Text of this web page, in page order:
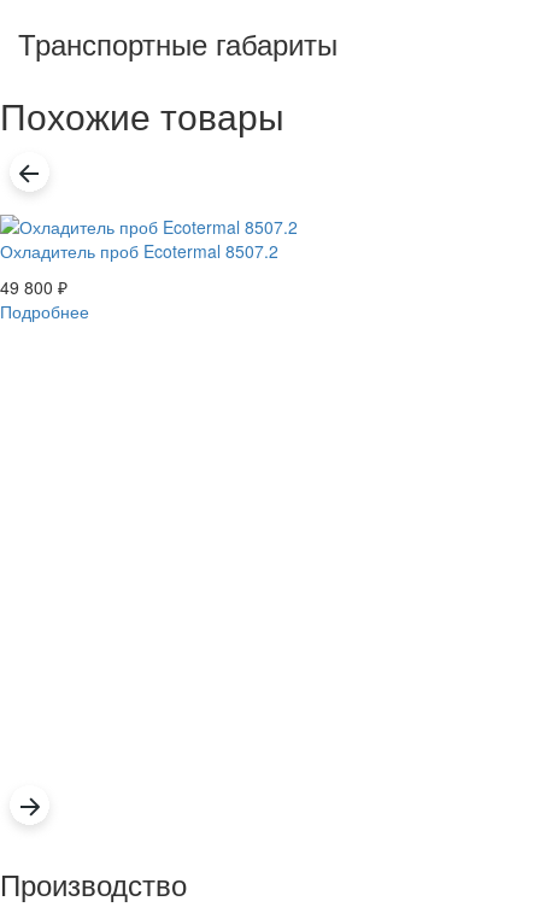
Транспортные габариты
Похожие товары
Охладитель проб Ecotermal 8507.2
49 800 ₽
Подробнее
Производство